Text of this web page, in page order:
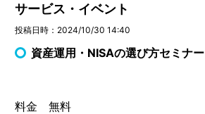
サービス・イベント
投稿日時：2024/10/30 14:40
資産運用・NISAの選び方セミナー
料金 無料